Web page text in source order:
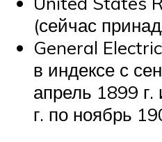
(сейчас
General
в индексе с
апрель 1899
г. по ноябрь